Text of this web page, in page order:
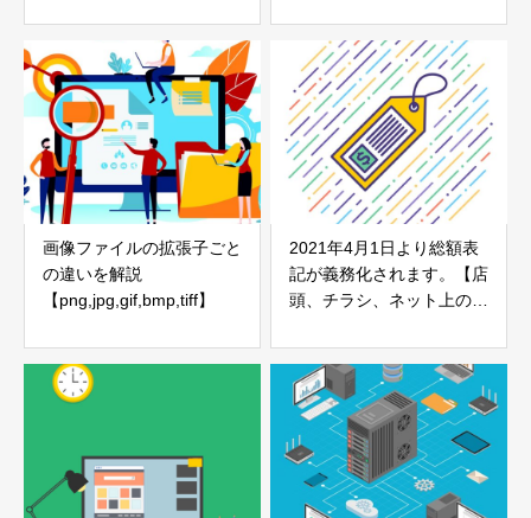
画像ファイルの拡張子ごと
の違いを解説
【png,jpg,gif,bmp,tiff】
2021年4月1日より総額表
記が義務化されます。【店
頭、チラシ、ネット上の価